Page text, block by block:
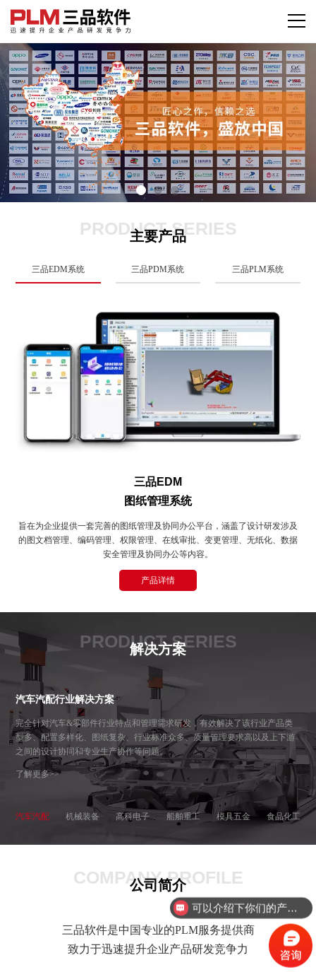
PRODUCT SERIES
主要产品
三品EDM系统 三品PDM系统 三品PLM系统
三品EDM
图纸管理系统
旨在为企业提供一套完善的图纸管理及协同办公平台，涵盖了设计研发涉及
的图文档管理、编码管理、权限管理、在线审批、变更管理、无纸化、数据
安全管理及协同办公等内容。
产品详情
PRODUCT SERIES
解决方案
汽车汽配行业解决方案
完全针对汽车&零部件行业特点和管理需求研发，有效解决了该行业产品类
型多、配置多样化、图纸复杂、行业标准众多、质量管理要求高以及上下游
之间的设计协同和专业生产协作等问题。
了解更多>>
汽车汽配 机械装备 高科电子 船舶重工 模具五金 食品化工
COMPANY PROFILE
公司简介
三品软件是中国专业的PLM服务提供商
致力于迅速提升企业产品研发竞争力
可以介绍下你们的产品么？